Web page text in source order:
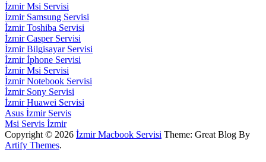
İzmir Msi Servisi
İzmir Samsung Servisi
İzmir Toshiba Servisi
İzmir Casper Servisi
İzmir Bilgisayar Servisi
İzmir İphone Servisi
İzmir Msi Servisi
İzmir Notebook Servisi
İzmir Sony Servisi
İzmir Huawei Servisi
Asus İzmir Servis
Msi Servis İzmir
Copyright © 2026 İzmir Macbook Servisi Theme: Great Blog By
Artify Themes.